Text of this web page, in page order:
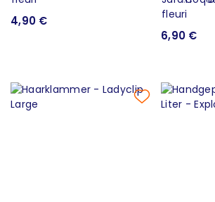
4,90 €
6,90 €